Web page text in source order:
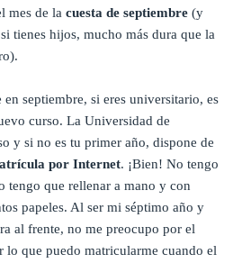
mes de lacuesta de septiembre (y
tienes hijos, mucho más dura que la
en septiembre, si eres universitario, es
curso. La Universidad de
y si no es tu primer año, dispone de
por Internet. ¡Bien! No tengo
tengo que rellenar a mano y con
papeles. Al ser mi séptimo año y
al frente, no me preocupo por el
lo que puedo matricularme cuando el